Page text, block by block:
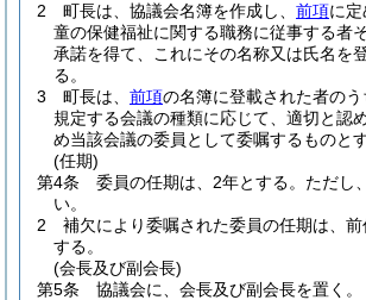
2
町長は、協議会名簿を作成し、 前項に
童の保健福祉に関する職務に従事する者
承諾を得て、これにその名称又は氏名を
る。
3
町長は、 前項の名簿に登載された者のう
規定する会議の種類に応じて、適切と認
め当該会議の委員として委嘱するものとす
(任期)
第4条
委員の任期は、2年とする。 ただし
い。
2
補欠により委嘱された委員の任期は、前
する。
(会長及び副会長)
第5条
協議会に、会長及び副会長を置く。